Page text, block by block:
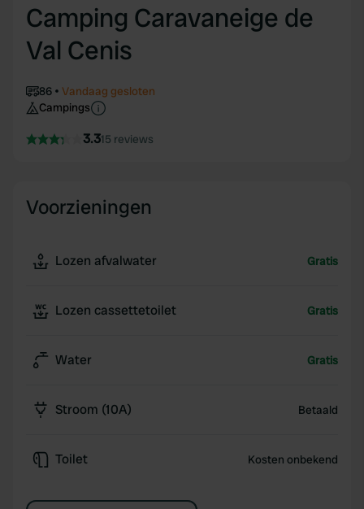
Camping Caravaneige de
Val Cenis
86
Vandaag gesloten
Campings
3.315 reviews
Voorzieningen
Lozen afvalwater Gratis
Lozen cassettetoilet Gratis
Water Gratis
Stroom (10A) Betaald
Toilet Kosten onbekend